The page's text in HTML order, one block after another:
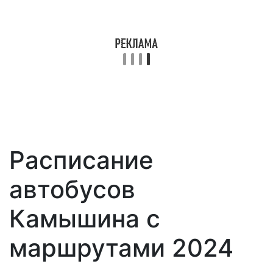
Расписание
автобусов
Камышина с
маршрутами 2024